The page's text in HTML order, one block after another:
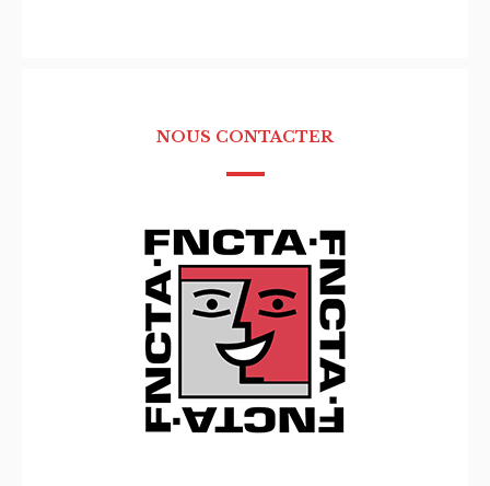
NOUS CONTACTER